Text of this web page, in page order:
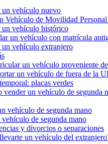
vehículo nuevo
Vehículo de Movilidad
vehículo histórico
un vehículo con matrícula
vehículo extranjero
un vehículo proveniente
un vehículo de fuera de la
placas verdes
vender un vehículo de segunda
vehículo de segunda mano
de segunda mano
y divorcios o separaciones
un vehículo del